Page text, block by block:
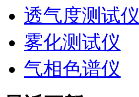
透气度测试仪
雾化测试仪
气相色谱仪